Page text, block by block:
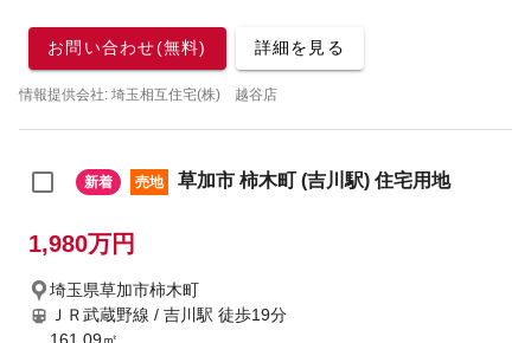
お問い合わせ(無料) 詳細を見る
情報提供会社: 埼玉相互住宅(株) 越谷店
新着 売地 草加市 柿木町 (吉川駅) 住宅用地
1,980万円
埼玉県草加市柿木町
ＪＲ武蔵野線 / 吉川駅 徒歩19分
161.09㎡